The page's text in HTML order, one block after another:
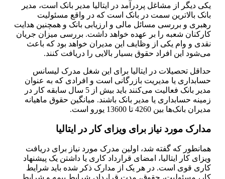
یکی دیگر از مشاغل پردرآمد در ایتالیا مدیر بانک است، مدیر
بانک بالاترین سمت در بانک است که در واقع مسئولیت
رهبری و بررسی مسائل مالی و ارزیابی بانک و همچنین هدایت
کارکنان شعبه را بر عهده خواهد داشت. بررسی میزان جریان
نقدی و وام یکی از وظایف این مدیران خواهد بود که باعث
می‌شود این افراد حقوق بسیار بالایی را دریافت کنند.
حداقل تحصیلات در ایتالیا برای این شغل مدرک لیسانس
حسابداری یا مدیریت بازرگانی است و افرادی که به عنوان
مدیر بانک فعالیت می‌کنند باید بیش از 5 سال سابقه کار در
زمینه حسابداری یا مدیر بانک باشند. میانگین حقوق ماهیانه
مدیران بانک‌ها بین 4260 تا 13600 یورو است.
مدارک مورد نیاز برای ویزای کار در ایتالیا
همانطور که گفته شد، اولین مدرک مورد نیاز برای دریافت
ویزای کار ایتالیا، امضای قرارداد کاری یا داشتن یک پیشنهاد
کاری قوی است. در هر یک از مدارک ذکر شده باید شرایط